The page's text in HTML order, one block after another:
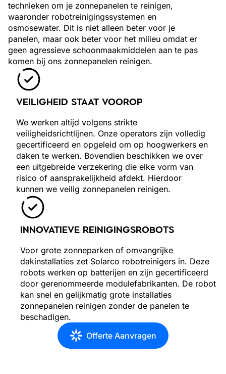
technieken om je zonnepanelen te reinigen,
waaronder robotreinigingssystemen en
osmosewater. Dit is niet alleen beter voor je
panelen, maar ook beter voor het milieu omdat er
geen agressieve schoonmaakmiddelen aan te pas
komen bij ons zonnepanelen reinigen.
VEILIGHEID STAAT VOOROP
We werken altijd volgens strikte
veiligheidsrichtlijnen. Onze operators zijn volledig
gecertificeerd en opgeleid om op hoogwerkers en
daken te werken. Bovendien beschikken we over
een uitgebreide verzekering die elke vorm van
risico of aansprakelijkheid afdekt. Hierdoor
kunnen we veilig zonnepanelen reinigen.
INNOVATIEVE REINIGINGSROBOTS
Voor grote zonneparken of omvangrijke
dakinstallaties zet Solarco robotreinigers in. Deze
robots werken op batterijen en zijn gecertificeerd
door gerenommeerde modulefabrikanten. De robot
kan snel en gelijkmatig grote installaties
zonnepanelen reinigen zonder de panelen te
beschadigen.
Offerte Aanvragen